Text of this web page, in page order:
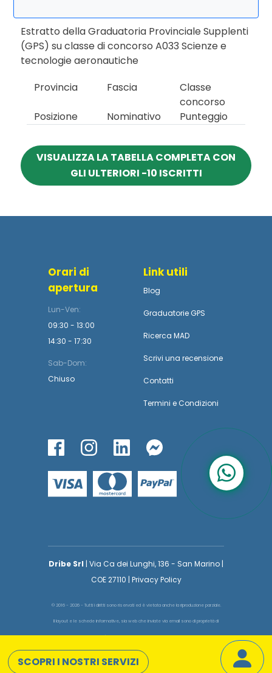
Estratto della Graduatoria Provinciale Supplenti
(GPS) su classe di concorso A033 Scienze e
tecnologie aeronautiche
Provincia
Fascia
Classe
concorso
Posizione
Nominativo Punteggio
VISUALIZZA LA TABELLA COMPLETA CON
GLI ULTERIORI -10 ISCRITTI
Orari di
apertura
Lun-Ven:
09:30 - 13:00
14:30 - 17:30
Sab-Dom:
Chiuso
Link utili
Blog
Graduatorie GPS
Ricerca MAD
Scrivi una recensione
Contatti
Termini e Condizioni
Dribe Srl | Via Ca dei Lunghi, 136 - San Marino |
COE 27110 | Privacy Policy
© 2016 - 2026 - Tutti i diritti sono riservati ed è vietata anche la riproduzione parziale.
Il layout e le schede informative, sia web che inviate via email sono di proprietà di
voglioinsegnare.it pertanto è fatto assoluto divieto replicare o copiare parte del layout
e dei contenuti
SCOPRI I NOSTRI SERVIZI